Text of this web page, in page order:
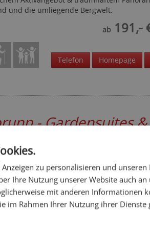
und die umliegende Bergwelt.
ab191,-
Telefon Homepage
- Gardensuites &
- Lana
Zimmern, Suiten &
Garten mit Bio Pool, Wellness-Oase mit
Yoga Retreats.
ab 75,-
zu personalisieren und unseren
Ihre Nutzung unserer Website auch an
mit anderen Informationen
im Rahmen Ihrer Nutzung ihrer Dienste